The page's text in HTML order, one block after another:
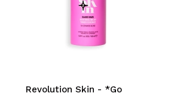
Revolution Skin - *Go